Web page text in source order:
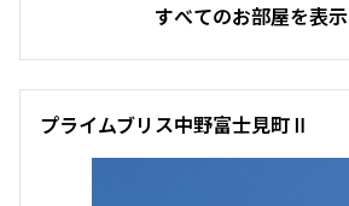
すべてのお部屋を表示
プライムブリス中野富士見町Ⅱ